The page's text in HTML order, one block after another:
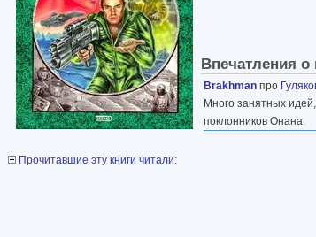
Впечатления о
Brakhman про
Много занятных
поклонников Онана.
Прочитавшие эту книги читали: